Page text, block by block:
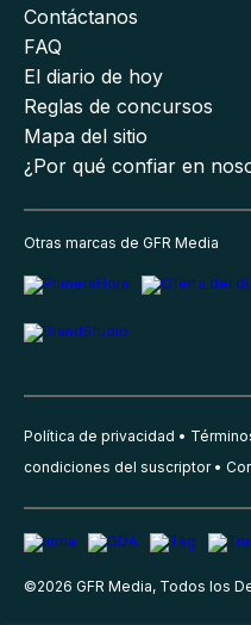
Contáctanos
FAQ
El diario de hoy
Reglas de concursos
Mapa del sitio
¿Por qué confiar en
Otras marcas de GFR Media
Política de privacidad
condiciones del suscriptor
©2026 GFR Media, Todos los